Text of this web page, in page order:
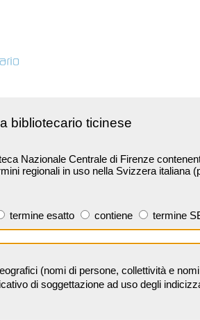
bibliotecario ticinese
Nazionale Centrale di Firenze
regionali in uso nella Svizzera italiana
termine esatto contiene termine
(nomi di persone, collettività e
di soggettazione ad uso degli